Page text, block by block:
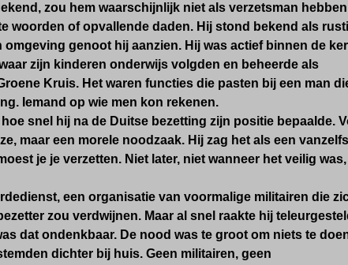
zou hem waarschijnlijk niet als verzetsman
woorden of opvallende daden. Hij stond bekend als
genoot hij aanzien. Hij was actief binnen de
zijn kinderen onderwijs volgden en beheerde als
Kruis. Het waren functies die pasten bij een man
Iemand op wie men kon rekenen.
snel hij na de Duitse bezetting zijn positie bepaalde.
maar een morele noodzaak. Hij zag het als een
je je verzetten. Niet later, niet wanneer het veilig
een organisatie van voormalige militairen die
zou verdwijnen. Maar al snel raakte hij
dat ondenkbaar. De nood was te groot om niets te
dichter bij huis. Geen militairen, geen